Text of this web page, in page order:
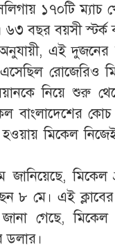
১৭০টি ম্যাচ
৬৩ বছর বয়সী স্টর্ক
এই
রোজেরিও
নিয়ে শুরু
বাংলাদেশের
হওয়ায় মিকেল
মিকেল
৮ মে। এই
গেছে, মিকেল
ডলার।